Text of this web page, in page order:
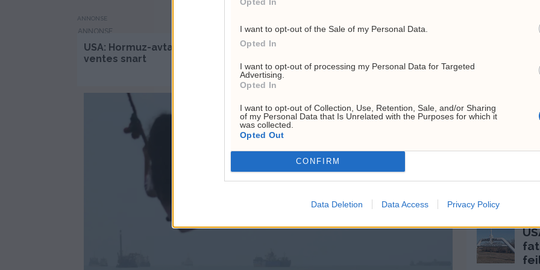
I want to opt-out of the Sale of my Personal Data.
Opted In
I want to opt-out of processing my Personal Data for Targeted
Advertising.
Opted In
I want to opt-out of Collection, Use, Retention, Sale, and/or Sharing
of my Personal Data that Is Unrelated with the Purposes for which it
was collected.
Opted Out
CONFIRM
Data Deletion Data Access Privacy Policy
ANNONSE
USA: Hormuz-avtale kan
ventes snart
EU innfører nye sanksjoner
Siste